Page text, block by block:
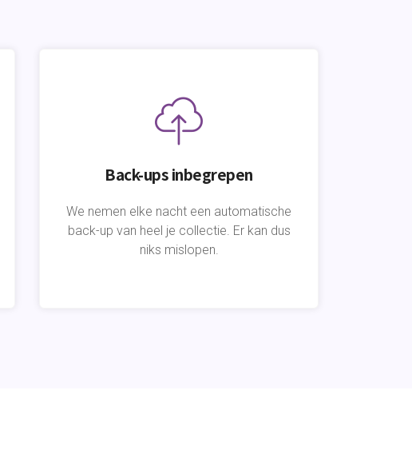
Back-ups inbegrepen
We nemen elke nacht een automatische
back-up van heel je collectie. Er kan dus
niks mislopen.